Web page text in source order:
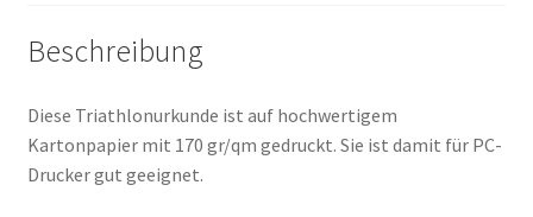
Beschreibung
Diese Triathlonurkunde ist auf hochwertigem
Kartonpapier mit 170 gr/qm gedruckt. Sie ist damit für PC-
Drucker gut geeignet.